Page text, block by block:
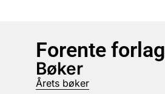
Forente forlag
Bøker
Årets bøker